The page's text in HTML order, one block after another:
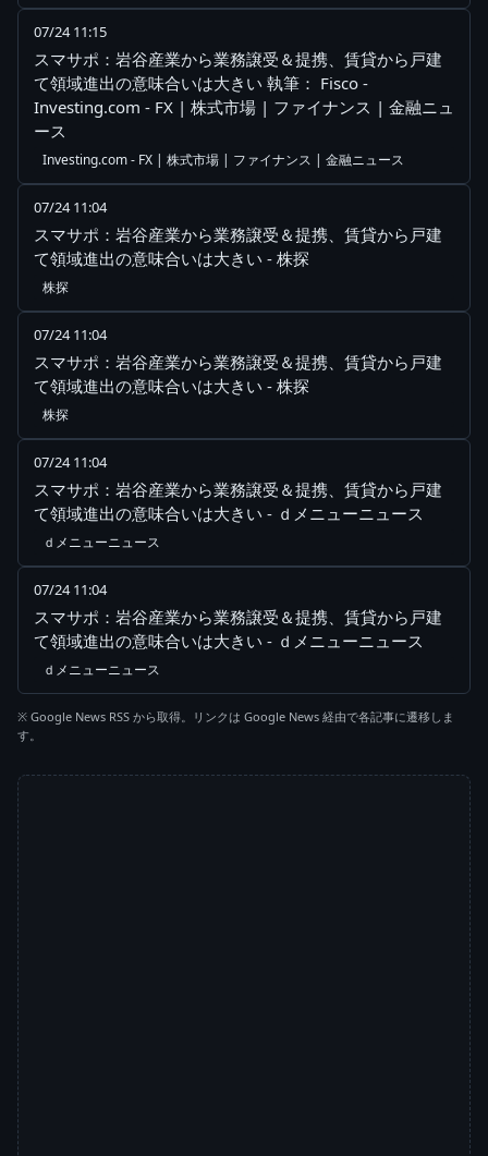
07/24 11:15
スマサポ：岩谷産業から業務譲受＆提携、賃貸から戸建
て領域進出の意味合いは大きい 執筆： Fisco -
Investing.com - FX | 株式市場 | ファイナンス | 金融ニュ
ース
Investing.com - FX | 株式市場 | ファイナンス | 金融ニュース
07/24 11:04
スマサポ：岩谷産業から業務譲受＆提携、賃貸から戸建
て領域進出の意味合いは大きい - 株探
株探
07/24 11:04
スマサポ：岩谷産業から業務譲受＆提携、賃貸から戸建
て領域進出の意味合いは大きい - 株探
株探
07/24 11:04
スマサポ：岩谷産業から業務譲受＆提携、賃貸から戸建
て領域進出の意味合いは大きい - ｄメニューニュース
ｄメニューニュース
07/24 11:04
スマサポ：岩谷産業から業務譲受＆提携、賃貸から戸建
て領域進出の意味合いは大きい - ｄメニューニュース
ｄメニューニュース
※ Google News RSS から取得。リンクは Google News 経由で各記事に遷移しま
す。